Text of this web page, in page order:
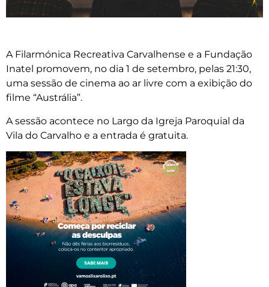
A Filarmónica Recreativa Carvalhense e a Fundação
Inatel promovem, no dia 1 de setembro, pelas 21:30,
uma sessão de cinema ao ar livre com a exibição do
filme “Austrália”.
A sessão acontece no Largo da Igreja Paroquial da
Vila do Carvalho e a entrada é gratuita.